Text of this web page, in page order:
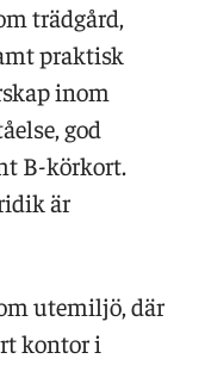
trädgård,
praktisk
inom
god
B-körkort.
är
utemiljö, där
kontor i